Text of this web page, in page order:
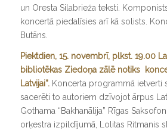
un Oresta Silabrieža teksti.
koncertā piedalīsies arī kā solists.
Butāns.
Piektdien, 15. novembrī, plkst. 19.00
bibliotēkas Ziedoņa zālē notiks
Latvijai”.Koncerta programmā ietverti
sacerēti to autoriem dzīvojot ārpus
Gothama “Bakhanālija” Rīgas
orķestra izpildījumā, Lolitas Ritmanis